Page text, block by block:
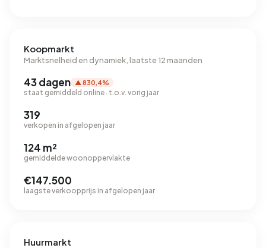
Koopmarkt
Marktsnelheid en dynamiek, laatste 12 maanden
43 dagen ▲ 830,4%
staat gemiddeld online · t.o.v. vorig jaar
319
verkopen in afgelopen jaar
124 m²
gemiddelde woonoppervlakte
€147.500
laagste verkoopprijs in afgelopen jaar
Huurmarkt